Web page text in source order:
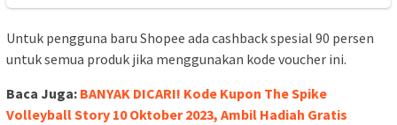
Untuk pengguna baru Shopee ada cashback spesial 90 persen
untuk semua produk jika menggunakan kode voucher ini.
Baca Juga: BANYAK DICARI! Kode Kupon The Spike
Volleyball Story 10 Oktober 2023, Ambil Hadiah Gratis